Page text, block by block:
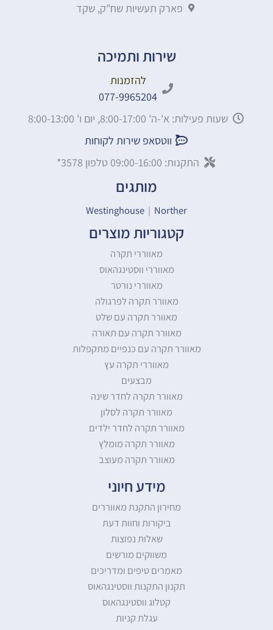
פארק תעשיות שח"ק, שקד
שירות ותמיכה
להזמנות
077-9965204
שעות פעילות: א'-ה' 8:00-17:00, יום ו' 8:00-13:00
ווטסאפ שירות לקוחות
התקנות: 09:00-16:00 טלפון 3578*
מותגים
Westinghouse | Norther
קטגוריות מוצרים
מאווררי תקרה
מאווררי ווסטינגהאוס
מאווררי נורטר
מאוורר תקרה לפרגולה
מאוורר תקרה עם שלט
מאוורר תקרה עם תאורה
מאוורר תקרה עם כנפיים מתקפלות
מאווררי תקרה עץ
מבצעים
מאוורר תקרה לחדר שינה
מאוורר תקרה לסלון
מאוורר תקרה לחדר ילדים
מאוורר תקרה מומלץ
מאוורר תקרה מעוצב
מידע חיוני
מחירון התקנת מאווררים
ביקורות וחוות דעת
שאלות נפוצות
משווקים מורשים
מאמרים טיפים ומדריכים
תקנון התקנות ווסטינגהאוס
קטלוג ווסטינגהאוס
עגלת קניות